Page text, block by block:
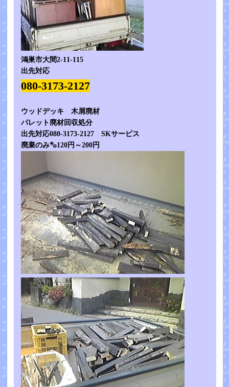
鴻巣市大間2-11-115
出先対応
080-3173-2127
ウッドデッキ 木屑廃材
パレット廃材回収処分
出先対応080-3173-2127 SKサービス
廃棄のみ㌔120円～200円